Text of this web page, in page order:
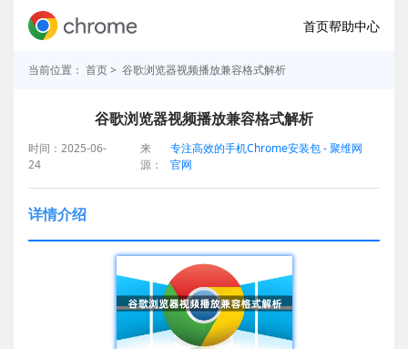
首页帮助中心
当前位置： 首页> 谷歌浏览器视频播放兼容格式解析
谷歌浏览器视频播放兼容格式解析
时间：2025-06-
24
来
源：
专注高效的手机Chrome安装包 - 聚维网
官网
详情介绍